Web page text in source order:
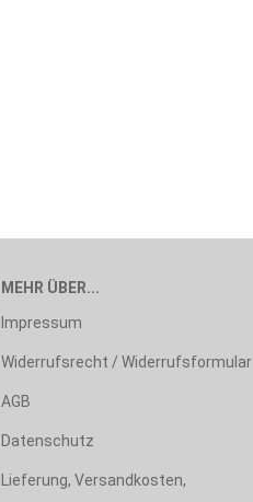
MEHR ÜBER...
Impressum
Widerrufsrecht / Widerrufsformular
AGB
Datenschutz
Lieferung, Versandkosten,